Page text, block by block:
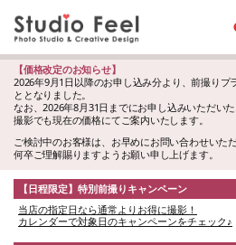
【価格改定のお知らせ】
2026年9月1日以降のお申し込み分より、前撮りプ
ととなりました。
なお、2026年8月31日までにお申し込みいただい
撮影でも現在の価格にてご案内いたします。
ご検討中のお客様は、お早めにお問い合わせいた
何卒ご理解賜りますようお願い申し上げます。
【日程限定】特別前撮りキャンペーン
当店の指定日なら通常よりお得に撮影！
カレンダーで対象日のキャンペーンをチェック♪